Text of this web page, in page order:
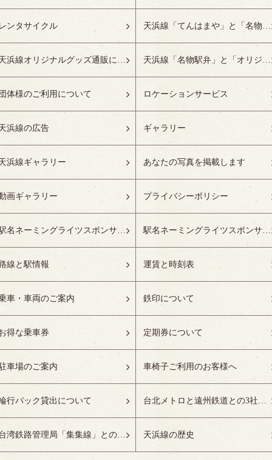
ンタサイクル 天浜線「てんはまや」と「名物駅弁」について
天浜線オリジナルグッズ通販について 天浜線「名物駅弁」と「オリジナルグッズ」
体様のご利用について ロケーションサービス
浜線の広告 ギャラリー
浜線ギャラリー あなたの写真を掲載します
画ギャラリー プライバシーポリシー
駅名ネーミングライツスポンサーの募集開始 駅名ネーミングライツスポンサー紹介
線と駅情報 運賃と時刻表
車・車両のご案内 鉄印について
得な乗車券 定期券について
車場のご案内 車椅子ご利用のお客様へ
行バック貸出について 台北メトロと遠州鉄道との3社友好協定について
台湾鉄路管理局「集集線」との姉妹鉄道協定について 天浜線の歴史